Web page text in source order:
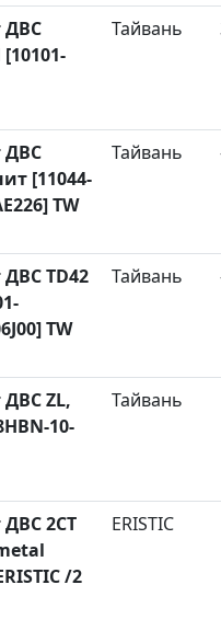
ДВС
Тайвань
ДВС
[11044-
TW
Тайвань
TD42
TW
Тайвань
ZL,
10-
Тайвань
2CT
/2
ERISTIC